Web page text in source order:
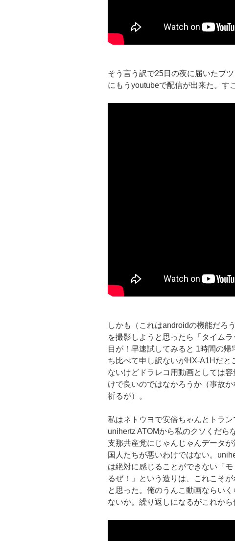
そう言う訳で25日の夜に届いたブ
にもうyoutubeで配信が出来た。す
しかも（これはandroidの機能だろ
を撮影しようと思ったら「タイム
目が！早速試してみると 1時間の
ち比べて申し訳ないがHX-A1Hだ
ないけどドラレコ用動画としては
けで良いのではなかろうか（事故
祈るが）。
私はネトウヨで安倍ちゃんとトラ
unihertz ATOMから私のクソくだら
支那共産党にじゃんじゃんデータ
国人たちが悪いわけではない。
は絶対に感じることができない「
るぜ！」という造りは、これこそ
と思った。俺のうんこ動画ならい
ないか。繰り返しになるがこれか